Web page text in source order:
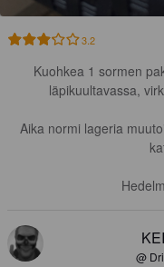
3.2
Kuohkea 1 sormen
läpikuultavassa,
Aika normi lageria
@